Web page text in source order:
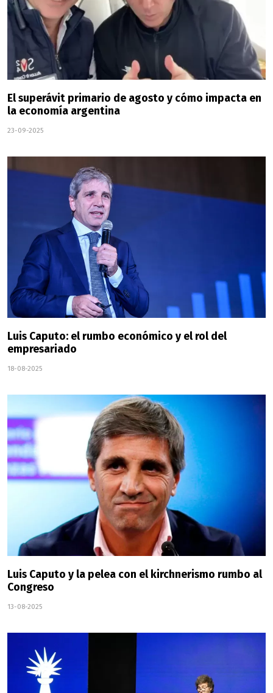
El superávit primario de agosto y cómo impacta en
la economía argentina
23-09-2025
Luis Caputo: el rumbo económico y el rol del
empresariado
18-08-2025
Luis Caputo y la pelea con el kirchnerismo rumbo al
Congreso
13-08-2025